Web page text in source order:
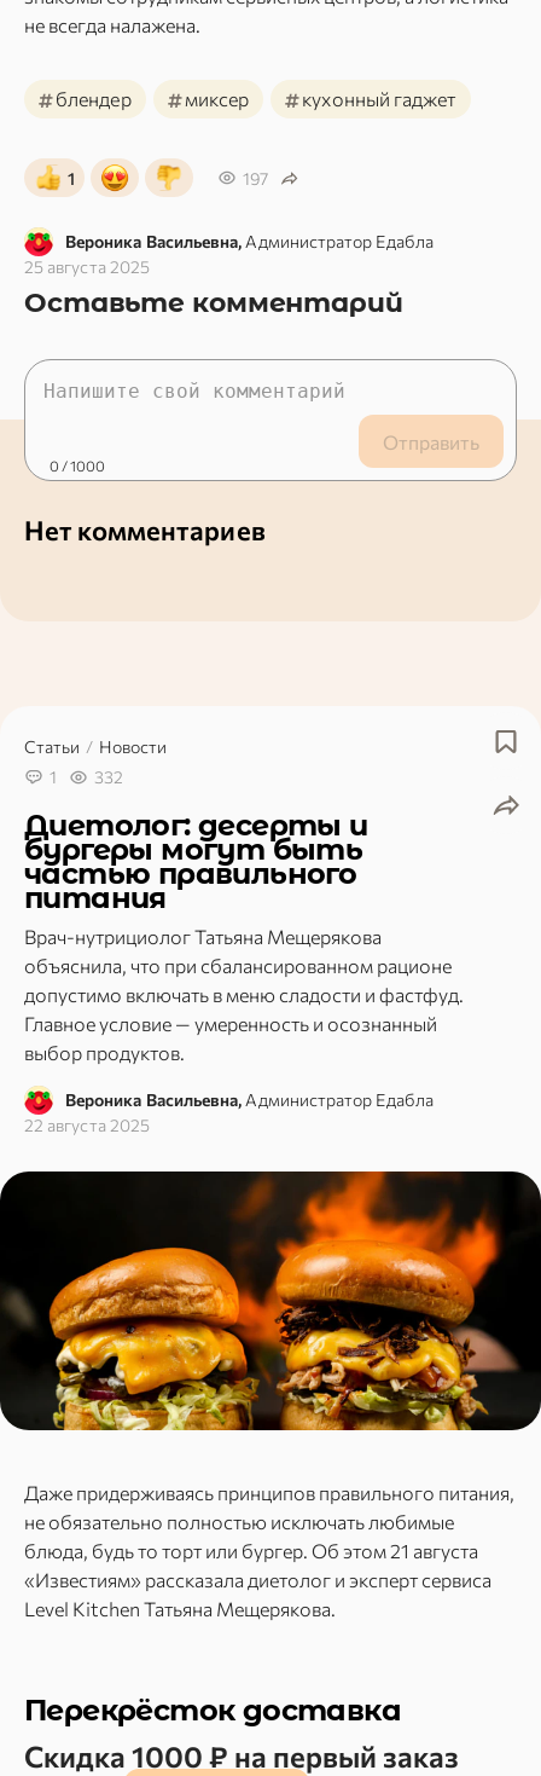
не всегда налажена.
#блендер #миксер #кухонный гаджет
1 197
Вероника Васильевна, Администратор Едабла
25 августа 2025
Оставьте комментарий
Отправить
0 / 1000
Нет комментариев
Статьи / Новости
1
332
Диетолог: десерты и
бургеры могут быть
частью правильного
питания
Врач-нутрициолог Татьяна Мещерякова
объяснила, что при сбалансированном рационе
допустимо включать в меню сладости и фастфуд.
Главное условие — умеренность и осознанный
выбор продуктов.
Вероника Васильевна, Администратор Едабла
22 августа 2025
Даже придерживаясь принципов правильного питания,
не обязательно полностью исключать любимые
блюда, будь то торт или бургер. Об этом 21 августа
«Известиям» рассказала диетолог и эксперт сервиса
Level Kitchen Татьяна Мещерякова.
Перекрёсток доставка
Скидка 1000 ₽ на первый заказ